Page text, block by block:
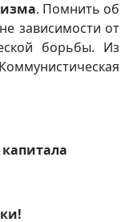
. Помнить об
зависимости от
борьбы. Из